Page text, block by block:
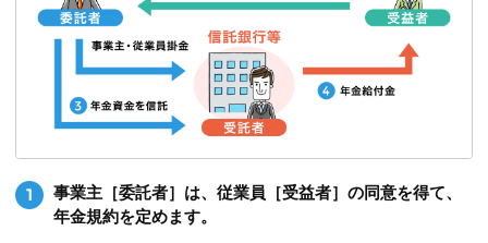
1
事業主［委託者］は、従業員［受益者］の同意を得て、
年金規約を定めます。